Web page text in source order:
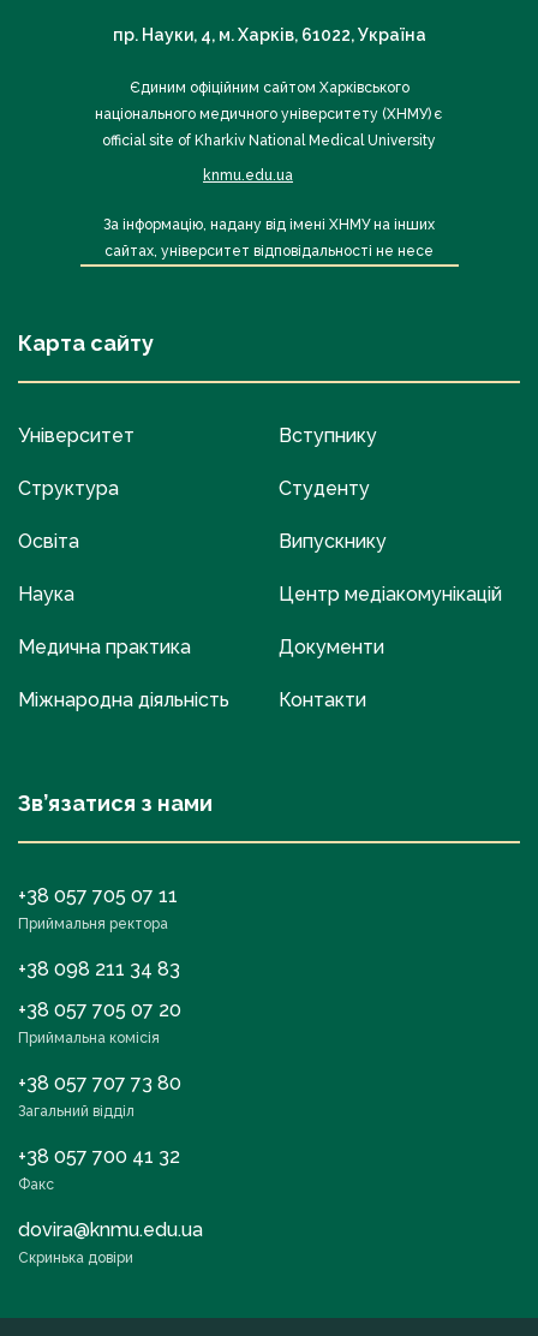
пр. Науки, 4, м. Харків, 61022, Україна
Єдиним офіційним сайтом Харківського
національного медичного університету (ХНМУ) є
official site of Kharkiv National Medical University
knmu.edu.ua
За інформацію, надану від імені ХНМУ на інших
сайтах, університет відповідальності не несе
Карта сайту
Університет
Структура
Освіта
Наука
Медична практика
Міжнародна діяльність
Вступнику
Студенту
Випускнику
Центр медіакомунікацій
Документи
Контакти
Зв’язатися з нами
+38 057 705 07 11
Приймальня ректора
+38 098 211 34 83
+38 057 705 07 20
Приймальна комісія
+38 057 707 73 80
Загальний відділ
+38 057 700 41 32
Факс
dovira@knmu.edu.ua
Скринька довіри